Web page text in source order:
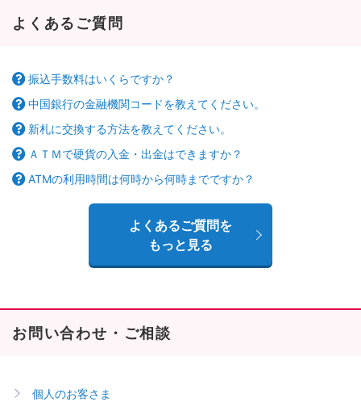
よくあるご質問
振込手数料はいくらですか？
中国銀行の金融機関コードを教えてください。
新札に交換する方法を教えてください。
ＡＴＭで硬貨の入金・出金はできますか？
ATMの利用時間は何時から何時までですか？
よくあるご質問を
もっと見る
お問い合わせ・ご相談
個人のお客さま